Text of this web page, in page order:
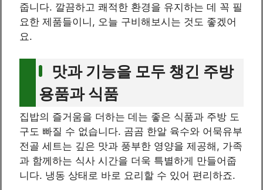
줍니다. 깔끔하고 쾌적한 환경을 유지하는 데 꼭 필
요한 제품들이니, 오늘 구비해보시는 것도 좋겠어
요.
맛과 기능을 모두 챙긴 주방
용품과 식품
집밥의 즐거움을 더하는 데는 좋은 식품과 주방 도
구도 빠질 수 없습니다. 곰곰 한알 육수와 어묵유부
전골 세트는 깊은 맛과 풍부한 영양을 제공해, 가족
과 함께하는 식사 시간을 더욱 특별하게 만들어줍
니다. 냉동 상태로 바로 요리할 수 있어 편리하죠.